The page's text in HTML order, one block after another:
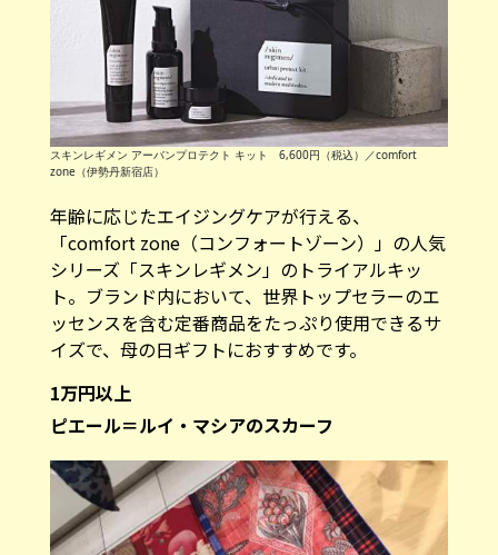
スキンレギメン アーバンプロテクト キット 6,600円（税込）／comfort
zone（伊勢丹新宿店）
年齢に応じたエイジングケアが行える、
「comfort zone（コンフォートゾーン）」の人気
シリーズ「スキンレギメン」のトライアルキッ
ト。ブランド内において、世界トップセラーのエ
ッセンスを含む定番商品をたっぷり使用できるサ
イズで、母の日ギフトにおすすめです。
1万円以上
ピエール＝ルイ・マシアのスカーフ